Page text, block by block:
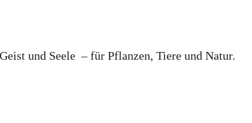
und Seele – für Pflanzen, Tiere und Natur.